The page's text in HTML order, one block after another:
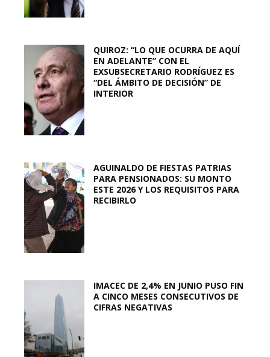
QUIROZ: “LO QUE OCURRA DE AQUÍ
EN ADELANTE” CON EL
EXSUBSECRETARIO RODRÍGUEZ ES
“DEL ÁMBITO DE DECISIÓN” DE
INTERIOR
AGUINALDO DE FIESTAS PATRIAS
PARA PENSIONADOS: SU MONTO
ESTE 2026 Y LOS REQUISITOS PARA
RECIBIRLO
IMACEC DE 2,4% EN JUNIO PUSO FIN
A CINCO MESES CONSECUTIVOS DE
CIFRAS NEGATIVAS